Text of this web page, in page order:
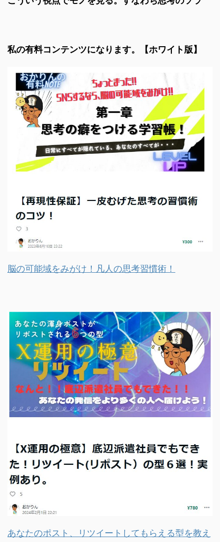
私の有料コンテンツになります。【ホワイト版】
脳の可能域をみがけ！凡人の思考習慣術！
あなたのポスト、リツイートしてもらえる型を教え